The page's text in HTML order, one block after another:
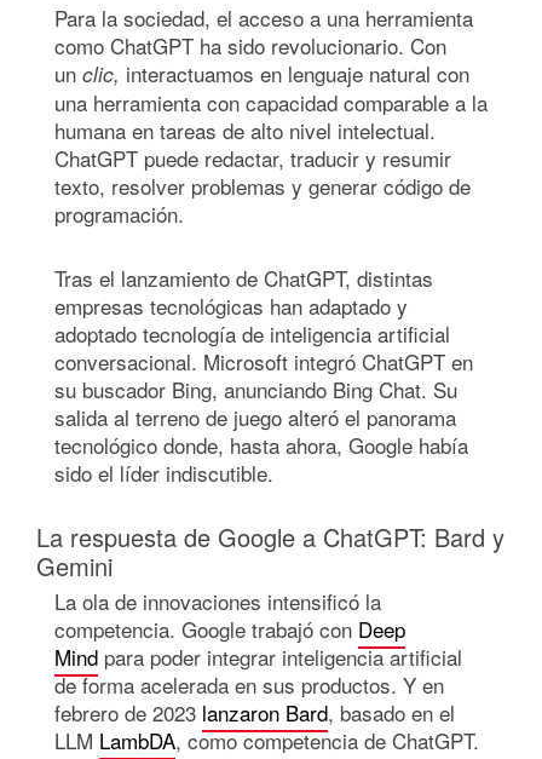
Para la sociedad, el acceso a una herramienta
como ChatGPT ha sido revolucionario. Con
un clic, interactuamos en lenguaje natural con
una herramienta con capacidad comparable a la
humana en tareas de alto nivel intelectual.
ChatGPT puede redactar, traducir y resumir
texto, resolver problemas y generar código de
programación.
Tras el lanzamiento de ChatGPT, distintas
empresas tecnológicas han adaptado y
adoptado tecnología de inteligencia artificial
conversacional. Microsoft integró ChatGPT en
su buscador Bing, anunciando Bing Chat. Su
salida al terreno de juego alteró el panorama
tecnológico donde, hasta ahora, Google había
sido el líder indiscutible.
La respuesta de Google a ChatGPT: Bard y
Gemini
La ola de innovaciones intensificó la
competencia. Google trabajó con Deep
Mind para poder integrar inteligencia artificial
de forma acelerada en sus productos. Y en
febrero de 2023 lanzaron Bard, basado en el
LLM LambDA, como competencia de ChatGPT.